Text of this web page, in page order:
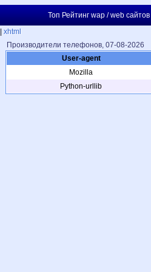
Топ Рейтинг wap / web сайтов
xhtml
Производители телефонов, 07-08-2026
User-agent
Mozilla
Python-urllib